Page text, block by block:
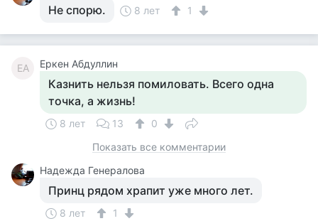
Не спорю. 8 лет 1
ЕА Еркен Абдуллин
Казнить нельзя помиловать. Всего одна
точка, а жизнь!
8 лет 13
0
Показать все комментарии
Надежда Генералова
Принц рядом храпит уже много лет.
8 лет 1